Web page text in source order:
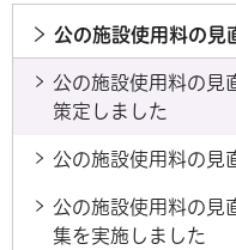
公の施設使用料の見
公の施設使用料の見
策定しました
公の施設使用料の見
公の施設使用料の見
集を実施しました